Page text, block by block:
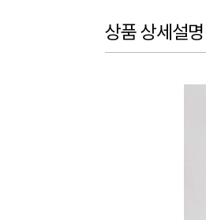
상품 상세설명